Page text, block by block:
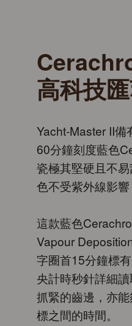
高科技
Yacht-Master II備
60分鐘刻度藍色
瓷極其堅硬且不
色不受紫外線影響
這款藍色
Vapour
字圈首15分鐘標
央計時秒針詳細
抓緊的齒邊，亦
標之間的時間。